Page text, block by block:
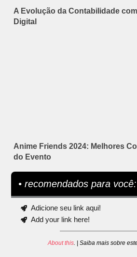
A Evolução da Contabilidade
Digital
Anime Friends 2024: Melhores
do Evento
• recomendados para você:
Adicione seu link aqui!
Add your link here!
About this. | Saiba mais sobre